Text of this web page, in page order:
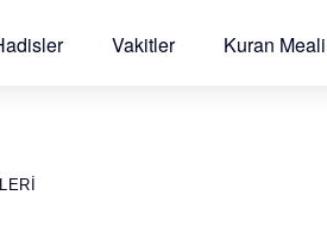
Vakitler Kuran Meali